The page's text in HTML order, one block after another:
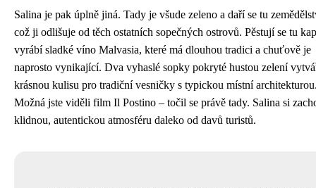
Salina je pak úplně jiná. Tady je všude zeleno a daří se tu
což ji odlišuje od těch ostatních sopečných ostrovů. Pěstují se tu
vyrábí sladké víno Malvasia, které má dlouhou tradici a chuťově je
naprosto vynikající. Dva vyhaslé sopky pokryté hustou zelení
krásnou kulisu pro tradiční vesničky s typickou místní
Možná jste viděli film Il Postino – točil se právě tady. Salina si
klidnou, autentickou atmosféru daleko od davů turistů.